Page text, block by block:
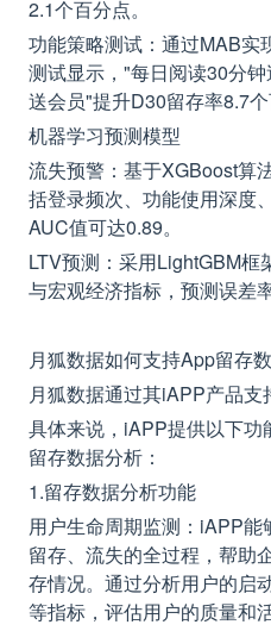
2.1个百分点。
功能策略测试：通过MAB实
测试显示，"每日阅读30分
送会员"提升D30留存率8.7个
机器学习预测模型
流失预警：基于XGBoost算
括登录频次、功能使用深度
AUC值可达0.89。
LTV预测：采用LightGBM
与宏观经济指标，预测误差
月狐数据如何支持App留存
月狐数据通过其iAPP产品支
具体来说，iAPP提供以下
留存数据分析：
1.留存数据分析功能
用户生命周期监测：iAPP能
留存、流失的全过程，帮助
存情况。通过分析用户的启
等指标，评估用户的质量和活